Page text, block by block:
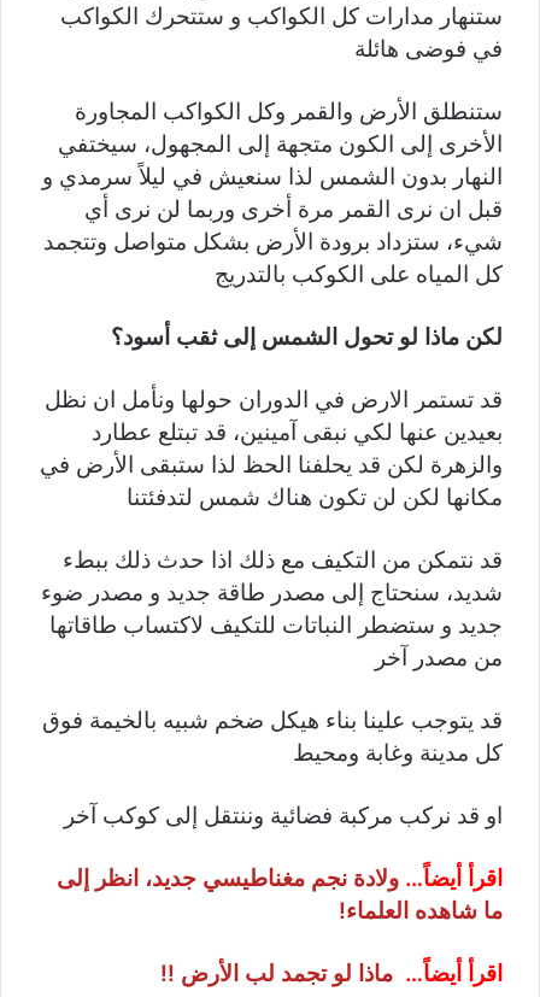
ستنهار مدارات كل الكواكب و ستتحرك الكواكب
في فوضى هائلة
ستنطلق الأرض والقمر وكل الكواكب المجاورة
الأخرى إلى الكون متجهة إلى المجهول، سيختفي
النهار بدون الشمس لذا سنعيش في ليلاً سرمدي و
قبل ان نرى القمر مرة أخرى وربما لن نرى أي
شيء، ستزداد برودة الأرض بشكل متواصل وتتجمد
كل المياه على الكوكب بالتدريج
لكن ماذا لو تحول الشمس إلى ثقب أسود؟
قد تستمر الارض في الدوران حولها ونأمل ان نظل
بعيدين عنها لكي نبقى آمينين، قد تبتلع عطارد
والزهرة لكن قد يحلفنا الحظ لذا ستبقى الأرض في
مكانها لكن لن تكون هناك شمس لتدفئتنا
قد نتمكن من التكيف مع ذلك اذا حدث ذلك ببطء
شديد، سنحتاج إلى مصدر طاقة جديد و مصدر ضوء
جديد و ستضطر النباتات للتكيف لاكتساب طاقاتها
من مصدر آخر
قد يتوجب علينا بناء هيكل ضخم شبيه بالخيمة فوق
كل مدينة وغابة ومحيط
او قد نركب مركبة فضائية وننتقل إلى كوكب آخر
اقرأ أيضاً… ولادة نجم مغناطيسي جديد، انظر إلى
ما شاهده العلماء!
اقرأ أيضاً… ماذا لو تجمد لب الأرض !!